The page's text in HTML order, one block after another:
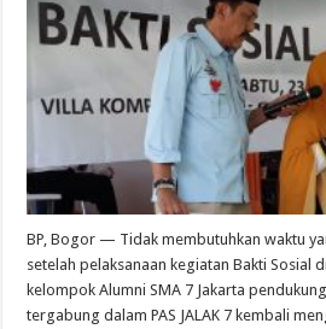
BP, Bogor — Tidak membutuhkan waktu
setelah pelaksanaan kegiatan Bakti Sosial
kelompok Alumni SMA 7 Jakarta
tergabung dalam PAS JALAK 7 kembali